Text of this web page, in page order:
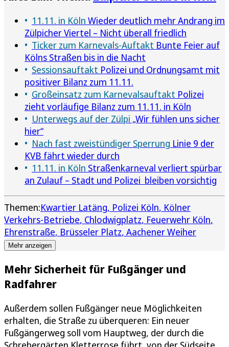
11.11. in Köln Wieder deutlich mehr Andrang im
Zülpicher Viertel – Nicht überall friedlich
Ticker zum Karnevals-Auftakt Bunte Feier auf
Kölns Straßen bis in die Nacht
Sessionsauftakt Polizei und Ordnungsamt mit
positiver Bilanz zum 11.11.
Großeinsatz zum Karnevalsauftakt Polizei
zieht vorläufige Bilanz zum 11.11. in Köln
Unterwegs auf der Zülpi „Wir fühlen uns sicher
hier“
Nach fast zweistündiger Sperrung Linie 9 der
KVB fährt wieder durch
11.11. in Köln Straßenkarneval verliert spürbar
an Zulauf – Stadt und Polizei bleiben vorsichtig
Themen:Kwartier Latäng Polizei Köln Kölner
Verkehrs-Betriebe Chlodwigplatz Feuerwehr Köln
Ehrenstraße Brüsseler Platz Aachener Weiher
Mehr anzeigen
Mehr Sicherheit für Fußgänger und
Radfahrer
Außerdem sollen Fußgänger neue Möglichkeiten
erhalten, die Straße zu überqueren: Ein neuer
Fußgängerweg soll vom Hauptweg, der durch die